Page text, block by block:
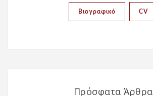
Βιογραφικό CV
Πρόσφατα Άρθρα